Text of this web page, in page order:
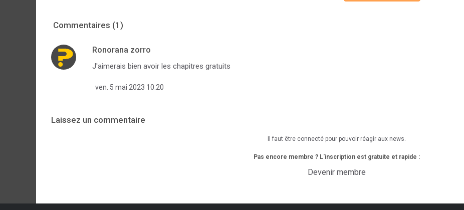
Commentaires (1)
Ronorana zorro
J'aimerais bien avoir les chapitres gratuits
ven. 5 mai 2023 10:20
Laissez un commentaire
Il faut être connecté pour pouvoir réagir aux news.
Pas encore membre ? L'inscription est gratuite et rapide :
Devenir membre